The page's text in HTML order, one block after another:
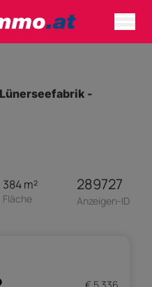
-
384 m²
Fläche
289727
Anzeigen-ID